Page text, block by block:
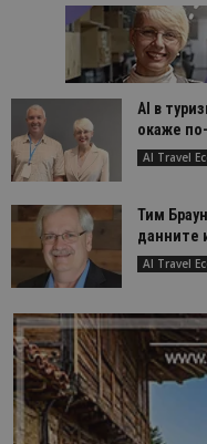
AI в
окаже
AI Travel
Тим
данните
AI Travel